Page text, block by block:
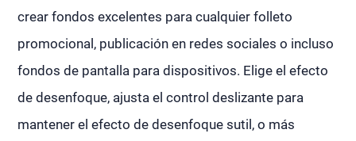
crear fondos excelentes para cualquier folleto
promocional, publicación en redes sociales o incluso
fondos de pantalla para dispositivos. Elige el efecto
de desenfoque, ajusta el control deslizante para
mantener el efecto de desenfoque sutil, o más